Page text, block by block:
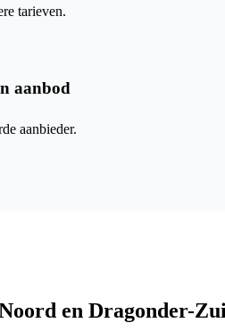
tarieven.
aanbod
aanbieder.
en Dragonder-